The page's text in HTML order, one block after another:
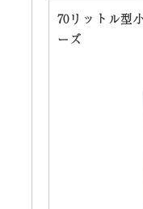
70リットル型
ーズ